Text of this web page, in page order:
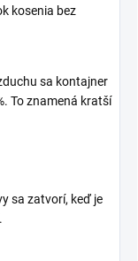
kosenia bez
sa kontajner
To znamená kratší
sa zatvorí, keď je